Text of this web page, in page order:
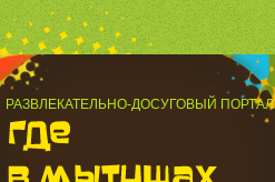
РАЗВЛЕКАТЕЛЬНО-ДОСУГОВЫЙ ПОРТАЛ